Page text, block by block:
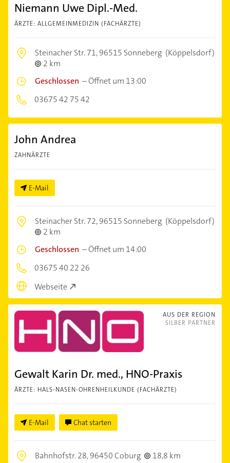
Niemann Uwe Dipl.-Med.
ÄRZTE: ALLGEMEINMEDIZIN (FACHÄRZTE)
Steinacher Str. 71,96515 Sonneberg (Köppelsdorf)
2 km
Geschlossen –Öffnet um 13:00
03675 42 75 42
John Andrea
ZAHNÄRZTE
E-Mail
Steinacher Str. 72,96515 Sonneberg (Köppelsdorf)
2 km
Geschlossen –Öffnet um 14:00
03675 40 22 26
Webseite
AUS DER REGION
SILBER PARTNER
Gewalt Karin Dr. med., HNO-Praxis
ÄRZTE: HALS-NASEN-OHRENHEILKUNDE (FACHÄRZTE)
E-Mail Chat starten
Bahnhofstr. 28,96450 Coburg 18,8 km